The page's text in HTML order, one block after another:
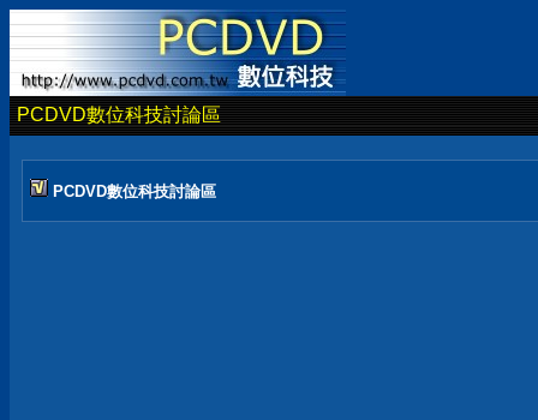
PCDVD數位科技討論區
PCDVD數位科技討論區